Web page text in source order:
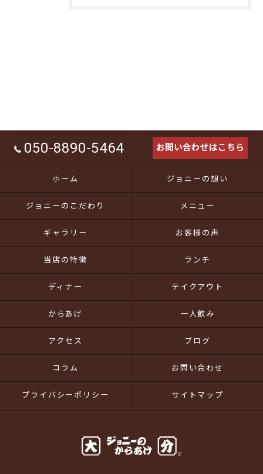
050-8890-5464 お問い合わせはこちら
ホーム ジョニーの想い
ジョニーのこだわり メニュー
ギャラリー お客様の声
当店の特徴 ランチ
ディナー テイクアウト
からあげ 一人飲み
アクセス ブログ
コラム お問い合わせ
プライバシーポリシー サイトマップ